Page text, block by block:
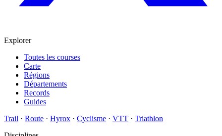
Explorer
Toutes les courses
Carte
Régions
Départements
Records
Guides
Trail · Route · Hyrox · Cyclisme · VTT · Triathlon